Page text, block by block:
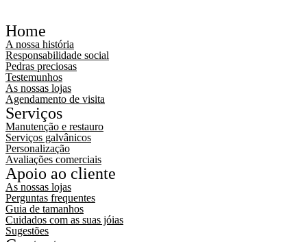
Home
A nossa história
Responsabilidade social
Pedras preciosas
Testemunhos
As nossas lojas
Agendamento de visita
Serviços
Manutenção e restauro
Serviços galvânicos
Personalização
Avaliações comerciais
Apoio ao cliente
As nossas lojas
Perguntas frequentes
Guia de tamanhos
Cuidados com as suas jóias
Sugestões